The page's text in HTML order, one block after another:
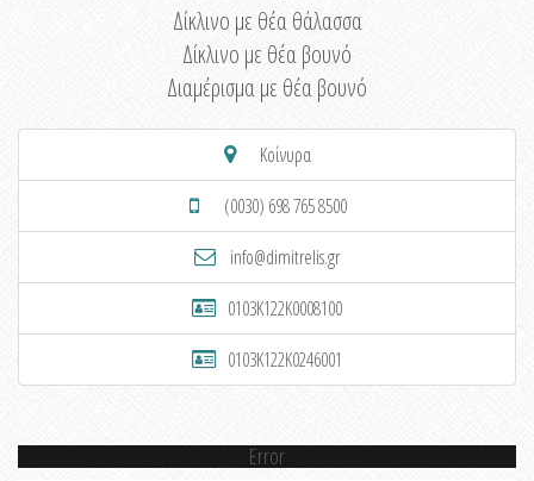
Δίκλινο με θέα θάλασσα
Δίκλινο με θέα βουνό
Διαμέρισμα με θέα βουνό
Κοίνυρα
(0030) 698 765 8500
info@dimitrelis.gr
0103K122K0008100
0103K122K0246001
Error